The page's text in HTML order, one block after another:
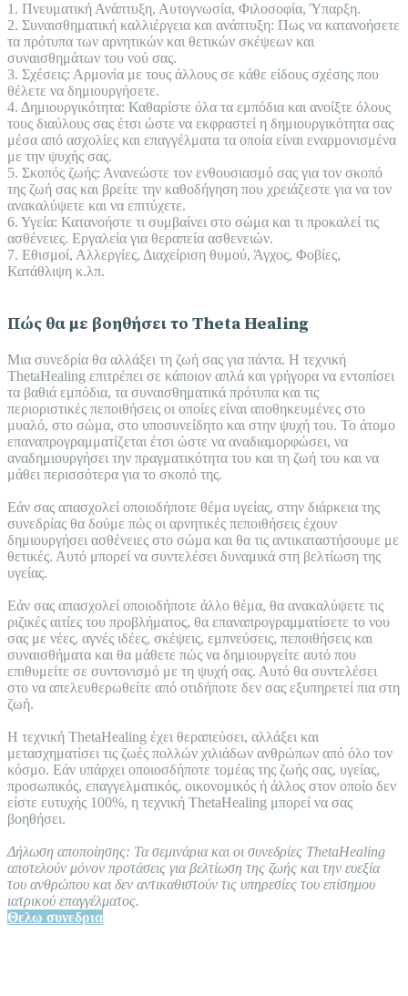
1. Πνευματική Ανάπτυξη, Αυτογνωσία, Φιλοσοφία, Ύπαρξη.
2. Συναισθηματική καλλιέργεια και ανάπτυξη: Πως να κατανοήσετε
τα πρότυπα των αρνητικών και θετικών σκέψεων και
συναισθημάτων του νού σας.
3. Σχέσεις: Αρμονία με τους άλλους σε κάθε είδους σχέσης που
θέλετε να δημιουργήσετε.
4. Δημιουργικότητα: Καθαρίστε όλα τα εμπόδια και ανοίξτε όλους
τους διαύλους σας έτσι ώστε να εκφραστεί η δημιουργικότητα σας
μέσα από ασχολίες και επαγγέλματα τα οποία είναι εναρμονισμένα
με την ψυχής σας.
5. Σκοπός ζωής: Ανανεώστε τον ενθουσιασμό σας για τον σκοπό
της ζωή σας και βρείτε την καθοδήγηση που χρειάζεστε για να τον
ανακαλύψετε και να επιτύχετε.
6. Υγεία: Κατανοήστε τι συμβαίνει στο σώμα και τι προκαλεί τις
ασθένειες. Εργαλεία για θεραπεία ασθενειών.
7. Εθισμοί, Αλλεργίες, Διαχείριση θυμού, Άγχος, Φοβίες,
Κατάθλιψη κ.λπ.
Πώς θα με βοηθήσει το Theta Healing
Μια συνεδρία θα αλλάξει τη ζωή σας για πάντα. Η τεχνική
ThetaHealing επιτρέπει σε κάποιον απλά και γρήγορα να εντοπίσει
τα βαθιά εμπόδια, τα συναισθηματικά πρότυπα και τις
περιοριστικές πεποιθήσεις οι οποίες είναι αποθηκευμένες στο
μυαλό, στο σώμα, στο υποσυνείδητο και στην ψυχή του. To άτομο
επαναπρογραμματίζεται έτσι ώστε να αναδιαμορφώσει, να
αναδημιουργήσει την πραγματικότητα του και τη ζωή του και να
μάθει περισσότερα για το σκοπό της.
Εάν σας απασχολεί οποιοδήποτε θέμα υγείας, στην διάρκεια της
συνεδρίας θα δούμε πώς οι αρνητικές πεποιθήσεις έχουν
δημιουργήσει ασθένειες στο σώμα και θα τις αντικαταστήσουμε με
θετικές. Αυτό μπορεί να συντελέσει δυναμικά στη βελτίωση της
υγείας.
Εάν σας απασχολεί οποιοδήποτε άλλο θέμα, θα ανακαλύψετε τις
ριζικές αιτίες του προβλήματος, θα επαναπρογραμματίσετε το νου
σας με νέες, αγνές ιδέες, σκέψεις, εμπνεύσεις, πεποιθήσεις και
συναισθήματα και θα μάθετε πώς να δημιουργείτε αυτό που
επιθυμείτε σε συντονισμό με τη ψυχή σας. Αυτό θα συντελέσει
στο να απελευθερωθείτε από οτιδήποτε δεν σας εξυπηρετεί πια στη
ζωή.
Η τεχνική ThetaHealing έχει θεραπεύσει, αλλάξει και
μετασχηματίσει τις ζωές πολλών χιλιάδων ανθρώπων από όλο τον
κόσμο. Εάν υπάρχει οποιοσδήποτε τομέας της ζωής σας, υγείας,
προσωπικός, επαγγελματικός, οικονομικός ή άλλος στον οποίο δεν
είστε ευτυχής 100%, η τεχνική ThetaHealing μπορεί να σας
βοηθήσει.
Δήλωση αποποίησης: Τα σεμινάρια και οι συνεδρίες ThetaHealing
αποτελούν μόνον προτάσεις για βελτίωση της ζωής και την ευεξία
του ανθρώπου και δεν αντικαθιστούν τις υπηρεσίες του επίσημου
ιατρικού επαγγέλματος.
Θελω συνεδρια